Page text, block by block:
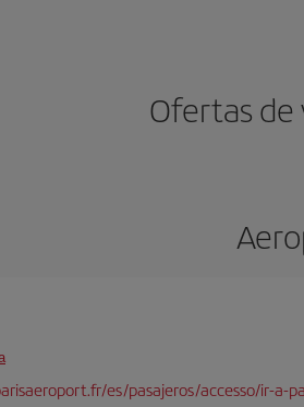
Ofertas de
es/pasajeros/accesso/ir-a-